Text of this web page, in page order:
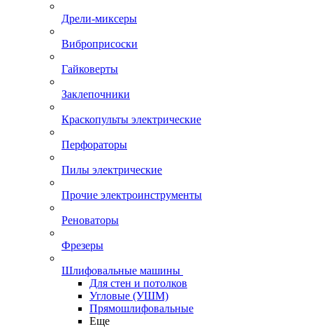
Дрели-миксеры
Виброприсоски
Гайковерты
Заклепочники
Краскопульты электрические
Перфораторы
Пилы электрические
Прочие электроинструменты
Реноваторы
Фрезеры
Шлифовальные машины
Для стен и потолков
Угловые (УШМ)
Прямошлифовальные
Еще